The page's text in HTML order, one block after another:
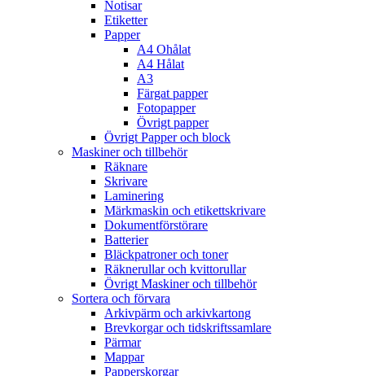
Notisar
Etiketter
Papper
A4 Ohålat
A4 Hålat
A3
Färgat papper
Fotopapper
Övrigt papper
Övrigt Papper och block
Maskiner och tillbehör
Räknare
Skrivare
Laminering
Märkmaskin och etikettskrivare
Dokumentförstörare
Batterier
Bläckpatroner och toner
Räknerullar och kvittorullar
Övrigt Maskiner och tillbehör
Sortera och förvara
Arkivpärm och arkivkartong
Brevkorgar och tidskriftssamlare
Pärmar
Mappar
Papperskorgar